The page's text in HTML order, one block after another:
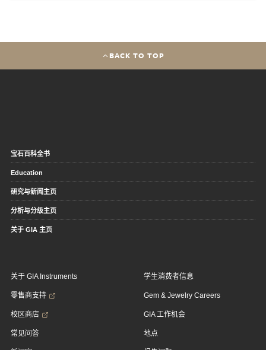
BACK TO TOP
宝石百科全书
Education
研究与新闻主页
分析与分级主页
关于 GIA 主页
关于 GIA Instruments
零售商支持
校区商店
常见问答
学生消费者信息
Gem & Jewelry Careers
GIA 工作机会
地点